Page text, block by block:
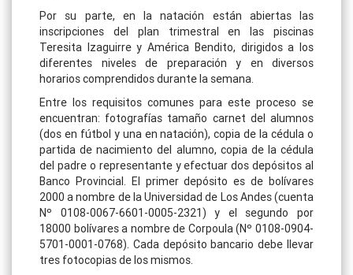
Por su parte, en la natación están abiertas las
inscripciones del plan trimestral en las piscinas
Teresita Izaguirre y América Bendito, dirigidos a los
diferentes niveles de preparación y en diversos
horarios comprendidos durante la semana.
Entre los requisitos comunes para este proceso se
encuentran: fotografías tamaño carnet del alumnos
(dos en fútbol y una en natación), copia de la cédula o
partida de nacimiento del alumno, copia de la cédula
del padre o representante y efectuar dos depósitos al
Banco Provincial. El primer depósito es de bolívares
2000 a nombre de la Universidad de Los Andes (cuenta
Nº 0108-0067-6601-0005-2321) y el segundo por
18000 bolívares a nombre de Corpoula (Nº 0108-0904-
5701-0001-0768). Cada depósito bancario debe llevar
tres fotocopias de los mismos.